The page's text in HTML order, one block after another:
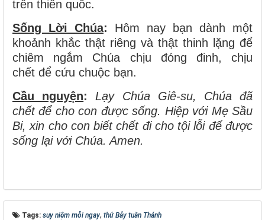
trên thiên quốc.
Sống Lời Chúa: Hôm nay bạn dành một
khoảnh khắc thật riêng và thật thinh lặng để
chiêm ngắm Chúa chịu đóng đinh, chịu
chết để cứu chuộc bạn.
Cầu nguyện: Lạy Chúa Giê-su, Chúa đã
chết để cho con được sống. Hiệp với Mẹ Sầu
Bi, xin cho con biết chết đi cho tội lỗi để được
sống lại với Chúa. Amen.
Tags: suy niệm mỗi ngay, thứ Bảy tuần Thánh